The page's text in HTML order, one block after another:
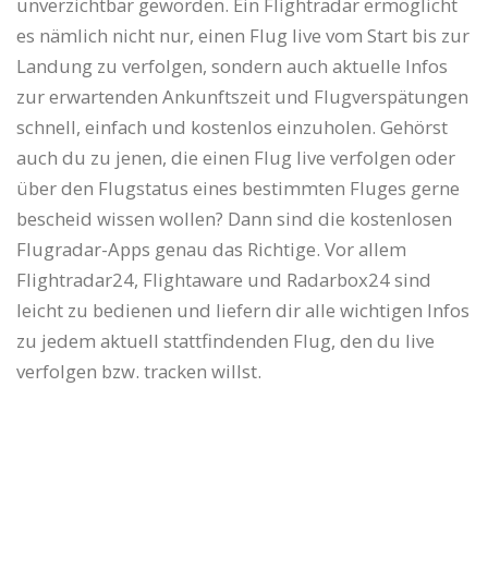
es nämlich nicht nur, einen Flug live vom Start bis zur
Landung zu verfolgen, sondern auch aktuelle Infos
zur erwartenden Ankunftszeit und Flugverspätungen
schnell, einfach und kostenlos einzuholen. Gehörst
auch du zu jenen, die einen Flug live verfolgen oder
über den Flugstatus eines bestimmten Fluges gerne
bescheid wissen wollen? Dann sind die kostenlosen
Flugradar-Apps genau das Richtige. Vor allem
Flightradar24, Flightaware und Radarbox24 sind
leicht zu bedienen und liefern dir alle wichtigen Infos
zu jedem aktuell stattfindenden Flug, den du live
verfolgen bzw. tracken willst.